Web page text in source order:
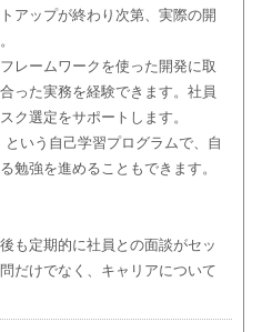
アップが終わり次第、実際の開
レームワークを使った開発に取
った実務を経験できます。社員
ク選定をサポートします。
いう自己学習プログラムで、自
勉強を進めることもできます。
も定期的に社員との面談がセッ
だけでなく、キャリアについて